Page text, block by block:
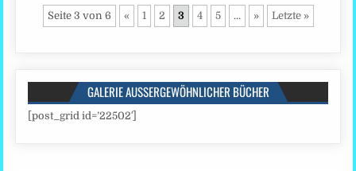
Seite 3 von 6 « 1 2 3 4 5 ... » Letzte »
GALERIE AUSSERGEWÖHNLICHER BÜCHER
[post_grid id=’22502′]